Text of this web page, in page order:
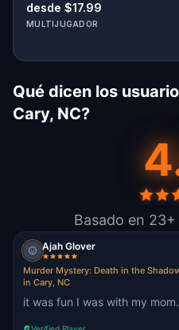
desde $17.99
MULTIJUGADOR
Qué dicen los
Cary, NC?
Basado en
Ajah Glover
Murder Mystery: Death in the
in Cary, NC
it was fun I was with my mom.